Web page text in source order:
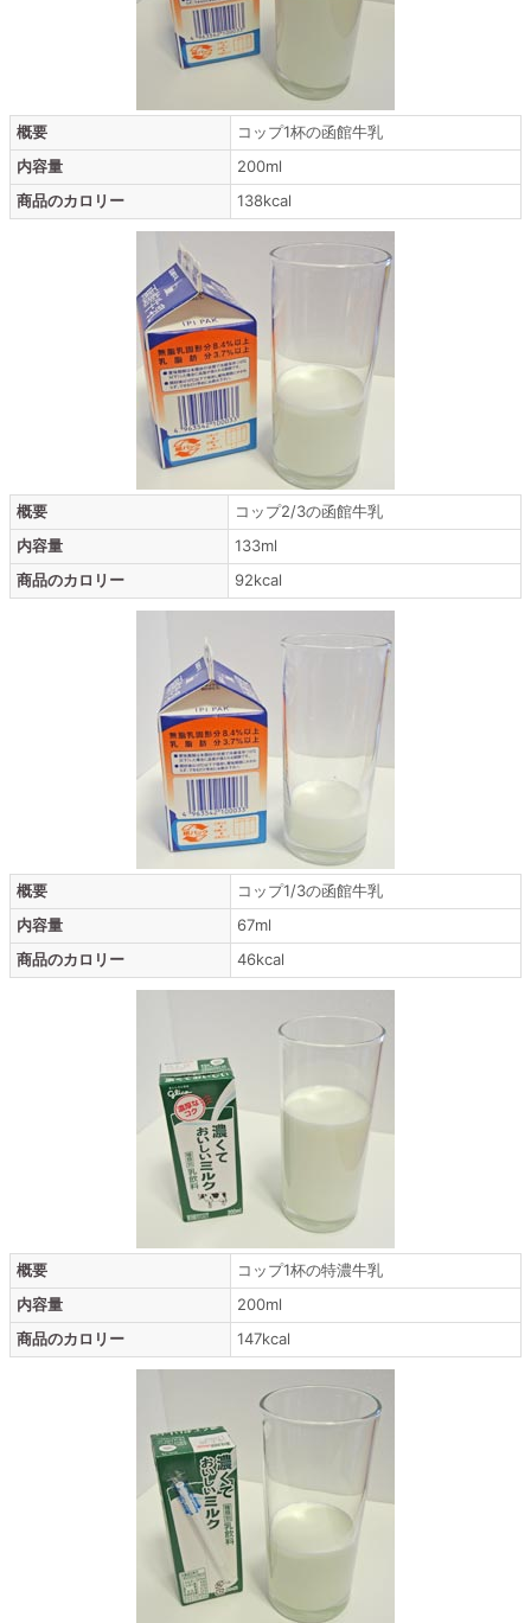
概要
コップ1杯の函館牛乳
内容量
200ml
商品のカロリー
138kcal
概要
コップ2/3の函館牛乳
内容量
133ml
商品のカロリー
92kcal
概要
コップ1/3の函館牛乳
内容量
67ml
商品のカロリー
46kcal
概要
コップ1杯の特濃牛乳
内容量
200ml
商品のカロリー
147kcal